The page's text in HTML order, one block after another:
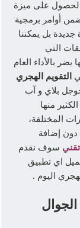
على ميزة
أوامر برمجية
بل يمكننا
التي
بالأداء العام
التقويم الهجري
بلاي و آب
منها
المختلفة،
دون إضافة
سوف نقدم
اي تطبيق
اليوم .